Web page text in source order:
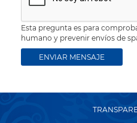
Esta pregunta es para
humano y prevenir envíos de